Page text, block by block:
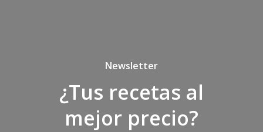
Newsletter
¿Tus recetas al
mejor precio?